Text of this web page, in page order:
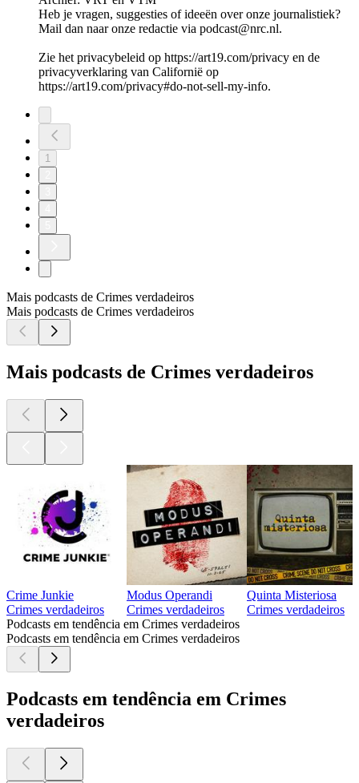
Heb je vragen, suggesties of ideeën over onze journalistiek?
Mail dan naar onze redactie via podcast@nrc.nl.
Zie het privacybeleid op https://art19.com/privacy en de
privacyverklaring van Californië op
https://art19.com/privacy#do-not-sell-my-info.
1
Mais podcasts de Crimes verdadeiros
Mais podcasts de Crimes verdadeiros
Mais podcasts de Crimes verdadeiros
Crime Junkie
Crimes verdadeiros
Modus Operandi
Crimes verdadeiros
Quinta Misteriosa
Crimes verdadeiros
Podcasts em tendência em Crimes verdadeiros
Podcasts em tendência em Crimes verdadeiros
Podcasts em tendência em Crimes
verdadeiros